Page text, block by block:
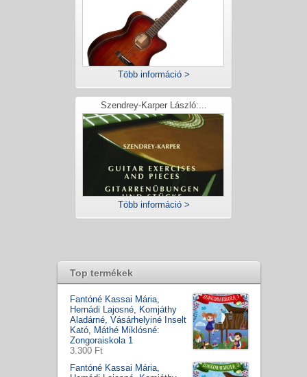
Több információ >
Szendrey-Karper László:...
Több információ >
Top termékek
Fantóné Kassai Mária,
Hernádi Lajosné, Komjáthy
Aladárné, Vásárhelyiné Inselt
Kató, Máthé Miklósné:
Zongoraiskola 1
3.300 Ft
Fantóné Kassai Mária,